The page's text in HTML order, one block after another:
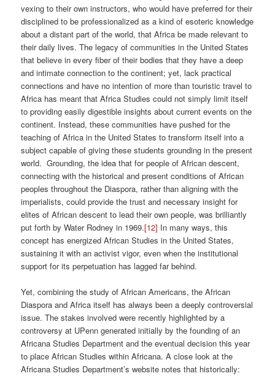
vexing to their own instructors, who would have preferred for their
disciplined to be professionalized as a kind of esoteric knowledge
about a distant part of the world, that Africa be made relevant to
their daily lives. The legacy of communities in the United States
that believe in every fiber of their bodies that they have a deep
and intimate connection to the continent; yet, lack practical
connections and have no intention of more than touristic travel to
Africa has meant that Africa Studies could not simply limit itself
to providing easily digestible insights about current events on the
continent. Instead, these communities have pushed for the
teaching of Africa in the United States to transform itself into a
subject capable of giving these students grounding in the present
world. Grounding, the idea that for people of African descent,
connecting with the historical and present conditions of African
peoples throughout the Diaspora, rather than aligning with the
imperialists, could provide the trust and necessary insight for
elites of African descent to lead their own people, was brilliantly
put forth by Water Rodney in 1969.[12] In many ways, this
concept has energized African Studies in the United States,
sustaining it with an activist vigor, even when the institutional
support for its perpetuation has lagged far behind.
Yet, combining the study of African Americans, the African
Diaspora and Africa itself has always been a deeply controversial
issue. The stakes involved were recently highlighted by a
controversy at UPenn generated initially by the founding of an
Africana Studies Department and the eventual decision this year
to place African Studies within Africana. A close look at the
Africana Studies Department’s website notes that historically: